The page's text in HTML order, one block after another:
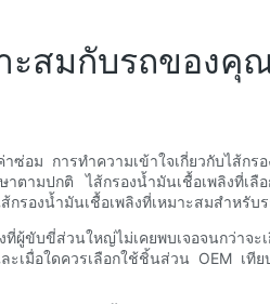
ะสมกับรถของคุ
อม การทำความเข้าใจเกี่ยวกับไส้ก
ามปกติ ไส้กรองน้ำมันเชื้อเพลิงที่เ
รองน้ำมันเชื้อเพลิงที่เหมาะสมสำหรั
ที่ผู้ขับขี่ส่วนใหญ่ไม่เคยพบเจอจนกว่
เมื่อใดควรเลือกใช้ชิ้นส่วน OEM